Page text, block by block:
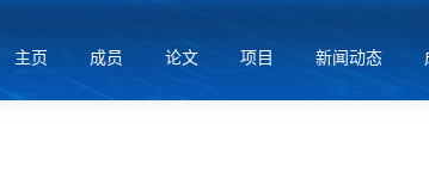
主页 成员 论文 项目 新闻动态